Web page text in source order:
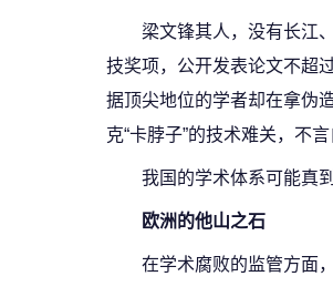
梁文锋其人，没有长江
技奖项，公开发表论文不超
据顶尖地位的学者却在拿伪
克“卡脖子”的技术难关，不言
我国的学术体系可能真
欧洲的他山之石
在学术腐败的监管方面